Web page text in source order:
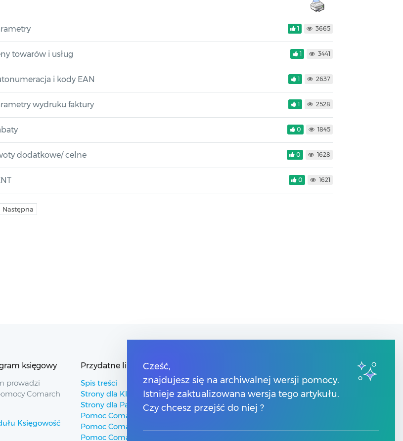
1 3665
towarów i usług 1 3441
i kody EAN 1 2637
wydruku faktury 1 2528
0 1845
dodatkowe/ celne 0 1628
0 1621
Następna
księgowy
prowadzi
Comarch
Księgowość
Przydatne linki
Spis treści
Strony dla Klientów
Strony dla Partnerów
Pomoc Comarch ERP
Pomoc Comarch Betterfly
Pomoc Comarch e-Sklep
Numery telefonów
Znajdź Partnera Comarch
Formularz kontaktowy
Cześć,
znajdujesz się na archiwalnej wersji pomocy.
Istnieje zaktualizowana wersja tego artykułu.
Czy chcesz przejść do niej ?